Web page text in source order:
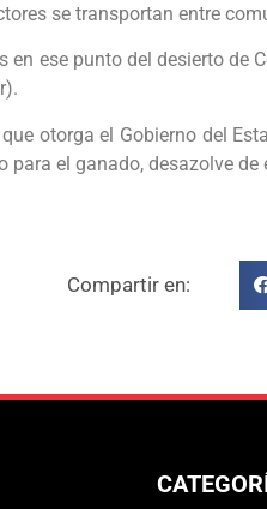
se transportan entre
ese punto del desierto de
otorga el Gobierno del
el ganado, desazolve
Compartir en: